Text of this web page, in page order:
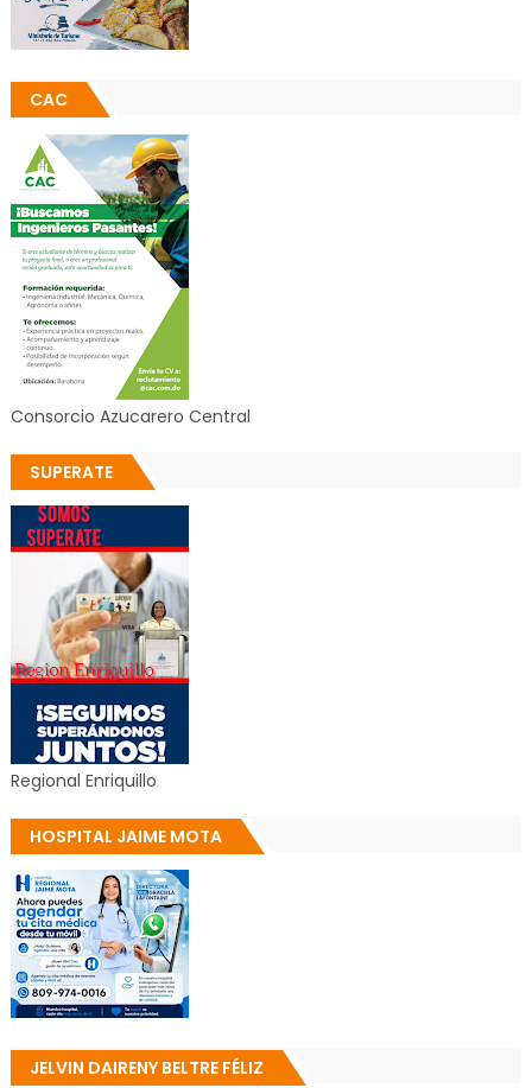
CAC
Consorcio Azucarero Central
SUPERATE
Regional Enriquillo
HOSPITAL JAIME MOTA
JELVIN DAIRENY BELTRE FÉLIZ